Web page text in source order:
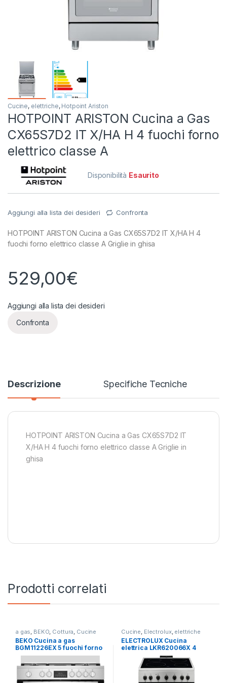
Cucine, elettriche, Hotpoint Ariston
HOTPOINT ARISTON Cucina a Gas
CX65S7D2 IT X/HA H 4 fuochi forno
elettrico classe A
Disponibilità Esaurito
Aggiungi alla lista dei desideri Confronta
HOTPOINT ARISTON Cucina a Gas CX65S7D2 IT X/HA H 4
fuochi forno elettrico classe A Griglie in ghisa
529,00€
Aggiungi alla lista dei desideri
Confronta
Descrizione Specifiche Tecniche
HOTPOINT ARISTON Cucina a Gas CX65S7D2 IT
X/HA H 4 fuochi forno elettrico classe A Griglie in
ghisa
Prodotti correlati
a gas BEKO Cottura Cucine
BEKO Cucina a gas
BGM11226EX 5 fuochi forno
elettrico
Cucine Electrolux, elettriche
ELECTROLUX Cucina
elettrica LKR620066X 4
fuochi radianti forno
elettrico